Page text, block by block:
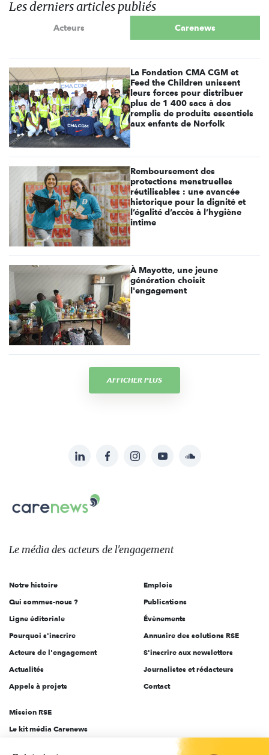
Les derniers articles publiés
Acteurs Carenews
La Fondation CMA CGM et
Feed the Children unissent
leurs forces pour distribuer
plus de 1 400 sacs à dos
remplis de produits essentiels
aux enfants de Norfolk
Remboursement des
protections menstruelles
réutilisables : une avancée
historique pour la dignité et
l’égalité d’accès à l’hygiène
intime
À Mayotte, une jeune
génération choisit
l'engagement
AFFICHER PLUS
sur:
LinkedInFacebookInstagramYouTubeSoundcloud
Le
des
l'engagement
Le média des acteurs de l'engagement
Notre histoire
Qui sommes-nous ?
Ligne éditoriale
Pourquoi s'inscrire
Acteurs de l'engagement
Actualités
Appels à projets
Emplois
Publications
Évènements
Annuaire des solutions RSE
S'inscrire aux newsletters
Journalistes et rédacteurs
Contact
Mission RSE
Le kit média Carenews